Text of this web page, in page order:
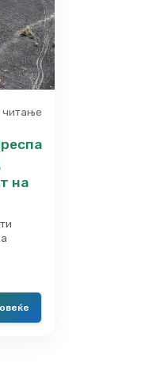
читање
на